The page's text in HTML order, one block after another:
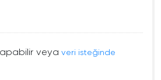
veya veri isteğinde